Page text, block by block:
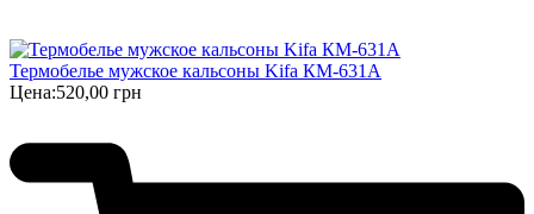
Термобелье мужское кальсоны Kifa КМ-631А
Цена:520,00 грн